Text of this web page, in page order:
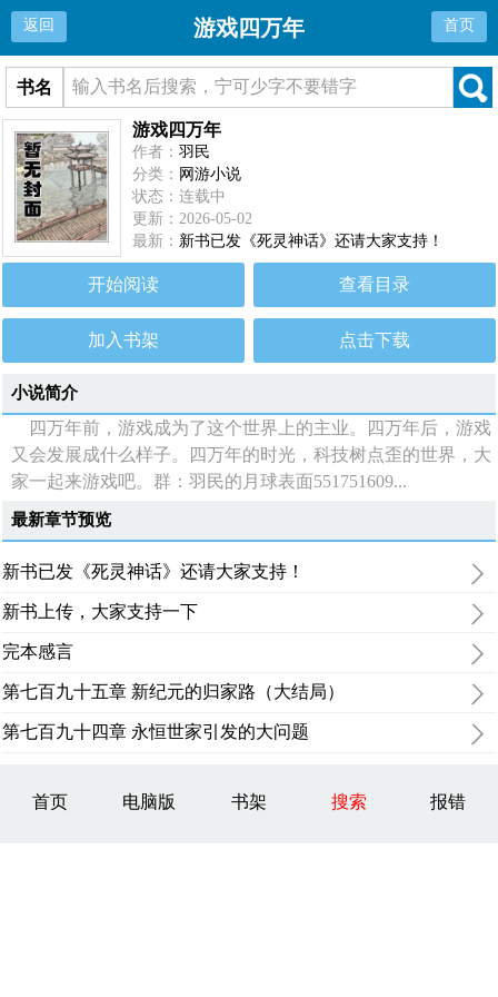
返回 游戏四万年 首页
书名
游戏四万年
作者：羽民
分类： 网游小说
状态：连载中
更新：2026-05-02
最新： 新书已发《死灵神话》还请大家支持！
开始阅读 查看目录
加入书架 点击下载
小说简介
四万年前，游戏成为了这个世界上的主业。四万年后，游戏
又会发展成什么样子。四万年的时光，科技树点歪的世界，大
家一起来游戏吧。群：羽民的月球表面551751609...
最新章节预览
新书已发《死灵神话》还请大家支持！
新书上传，大家支持一下
完本感言
第七百九十五章 新纪元的归家路（大结局）
第七百九十四章 永恒世家引发的大问题
首页 电脑版 书架 搜索 报错